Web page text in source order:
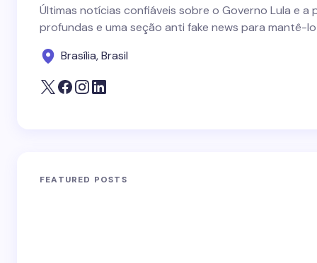
Últimas notícias confiáveis sobre o Governo Lula e
profundas e uma seção anti fake news para mantê-
Brasília, Brasil
FEATURED POSTS